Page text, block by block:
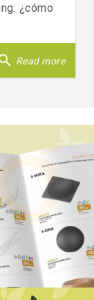
¿cómo
Read more